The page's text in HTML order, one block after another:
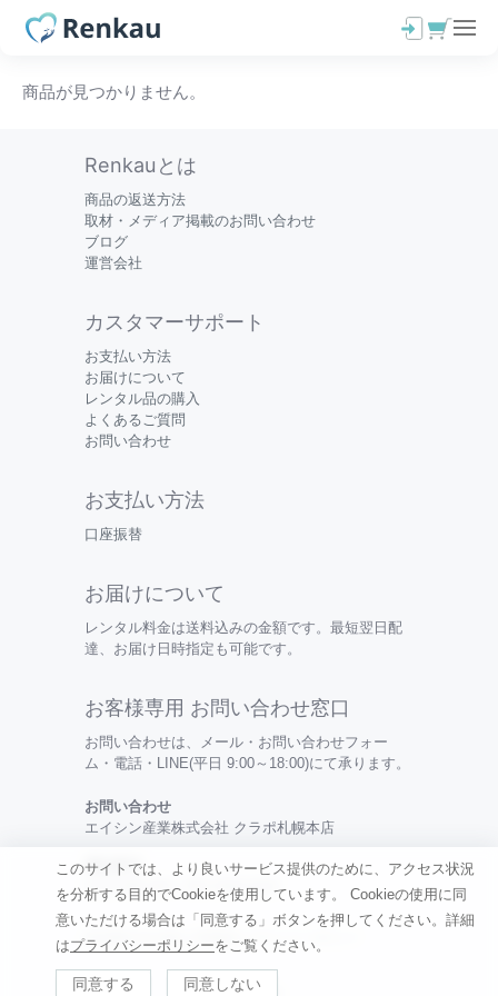
商品が見つかりません。
Renkauとは
商品の返送方法
取材・メディア掲載のお問い合わせ
ブログ
運営会社
カスタマーサポート
お支払い方法
お届けについて
レンタル品の購入
よくあるご質問
お問い合わせ
お支払い方法
口座振替
お届けについて
レンタル料金は送料込みの金額です。最短翌日配
達、お届け日時指定も可能です。
お客様専用 お問い合わせ窓口
お問い合わせは、メール・お問い合わせフォー
ム・電話・LINE(平日 9:00～18:00)にて承ります。
お問い合わせ
エイシン産業株式会社 クラポ札幌本店
電話番号
0120-099-456 / 050-3494-0315
特定商取引法の表記 | 利用規約 |プライバシーポリシー
©Renkau
このサイトでは、より良いサービス提供のために、アクセス状況
を分析する目的でCookieを使用しています。
Cookieの使用に同
意いただける場合は「同意する」ボタンを押してください。詳細
はプライバシーポリシーをご覧ください。
同意する 同意しない